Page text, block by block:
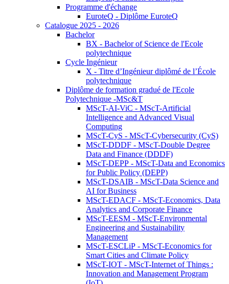
Programme d'échange
EuroteQ - Diplôme EuroteQ
Catalogue 2025 - 2026
Bachelor
BX - Bachelor of Science de l'Ecole
polytechnique
Cycle Ingénieur
X - Titre d’Ingénieur diplômé de l’École
polytechnique
Diplôme de formation gradué de l'Ecole
Polytechnique -MSc&T
MScT-AI-ViC - MScT-Artificial
Intelligence and Advanced Visual
Computing
MScT-CyS - MScT-Cybersecurity (CyS)
MScT-DDDF - MScT-Double Degree
Data and Finance (DDDF)
MScT-DEPP - MScT-Data and Economics
for Public Policy (DEPP)
MScT-DSAIB - MScT-Data Science and
AI for Business
MScT-EDACF - MScT-Economics, Data
Analytics and Corporate Finance
MScT-EESM - MScT-Environmental
Engineering and Sustainability
Management
MScT-ESCLiP - MScT-Economics for
Smart Cities and Climate Policy
MScT-IOT - MScT-Internet of Things :
Innovation and Management Program